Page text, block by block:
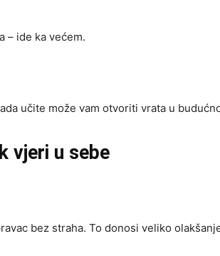
– ide ka većem.
učite može vam otvoriti vrata u
vjeri u sebe
bez straha. To donosi veliko